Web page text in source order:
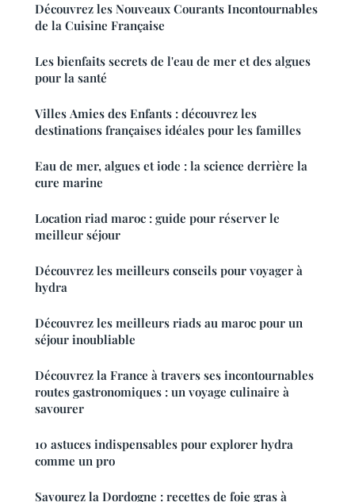
Découvrez les Nouveaux Courants Incontournables
de la Cuisine Française
Les bienfaits secrets de l'eau de mer et des algues
pour la santé
Villes Amies des Enfants : découvrez les
destinations françaises idéales pour les familles
Eau de mer, algues et iode : la science derrière la
cure marine
Location riad maroc : guide pour réserver le
meilleur séjour
Découvrez les meilleurs conseils pour voyager à
hydra
Découvrez les meilleurs riads au maroc pour un
séjour inoubliable
Découvrez la France à travers ses incontournables
routes gastronomiques : un voyage culinaire à
savourer
10 astuces indispensables pour explorer hydra
comme un pro
Savourez la Dordogne : recettes de foie gras à